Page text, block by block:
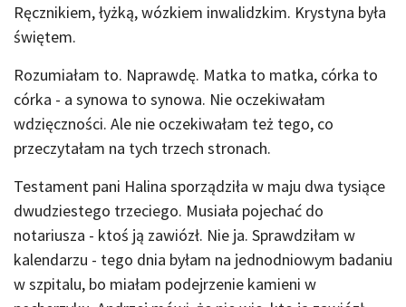
Ręcznikiem, łyżką, wózkiem inwalidzkim. Krystyna była
świętem.
Rozumiałam to. Naprawdę. Matka to matka, córka to
córka - a synowa to synowa. Nie oczekiwałam
wdzięczności. Ale nie oczekiwałam też tego, co
przeczytałam na tych trzech stronach.
Testament pani Halina sporządziła w maju dwa tysiące
dwudziestego trzeciego. Musiała pojechać do
notariusza - ktoś ją zawiózł. Nie ja. Sprawdziłam w
kalendarzu - tego dnia byłam na jednodniowym badaniu
w szpitalu, bo miałam podejrzenie kamieni w